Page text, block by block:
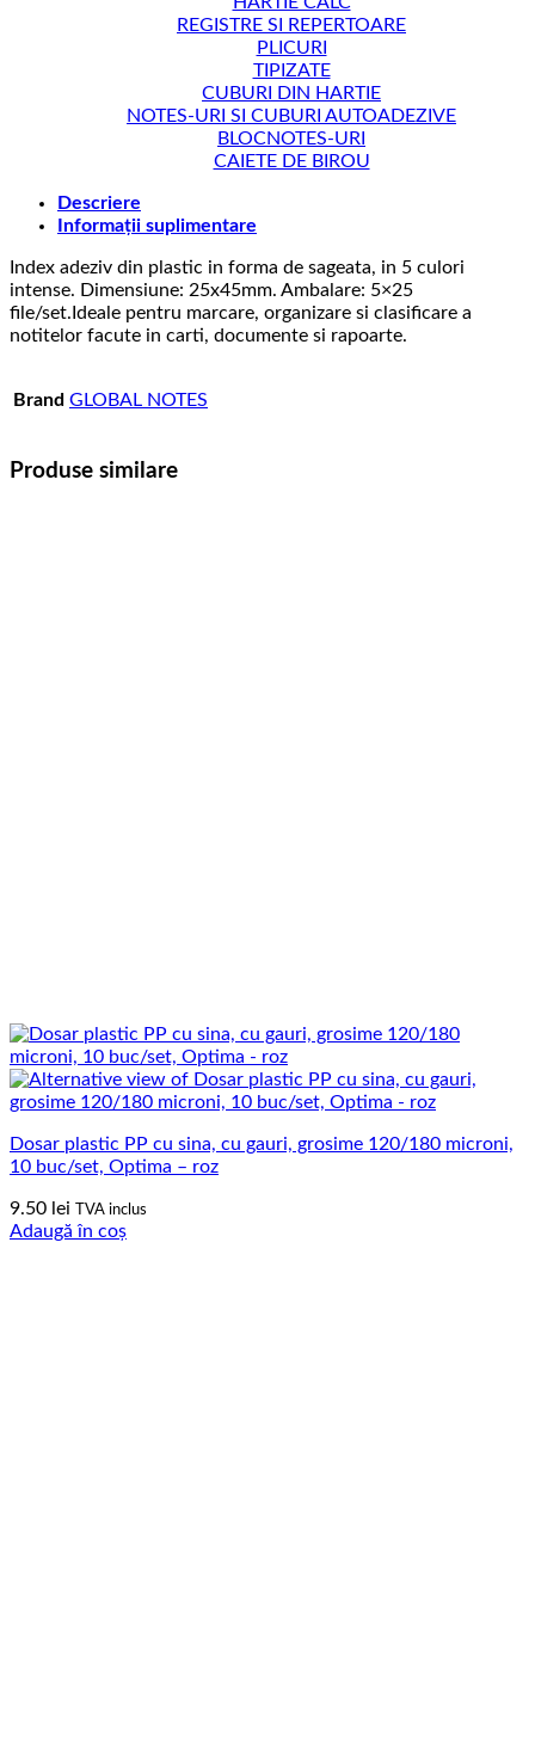
REGISTRE SI REPERTOARE
PLICURI
TIPIZATE
CUBURI DIN HARTIE
NOTES-URI SI CUBURI AUTOADEZIVE
BLOCNOTES-URI
CAIETE DE BIROU
Descriere
Informații suplimentare
Index adeziv din plastic in forma de sageata, in 5 culori
intense. Dimensiune: 25x45mm. Ambalare: 5×25
file/set.Ideale pentru marcare, organizare si clasificare a
notitelor facute in carti, documente si rapoarte.
Brand GLOBAL NOTES
Produse similare
Dosar plastic PP cu sina, cu gauri, grosime 120/180 microni,
10 buc/set, Optima – roz
9.50 lei TVA inclus
Adaugă în coș